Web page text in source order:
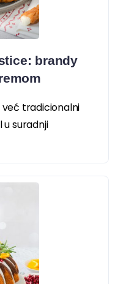
brandy
već tradicionalni
suradnji